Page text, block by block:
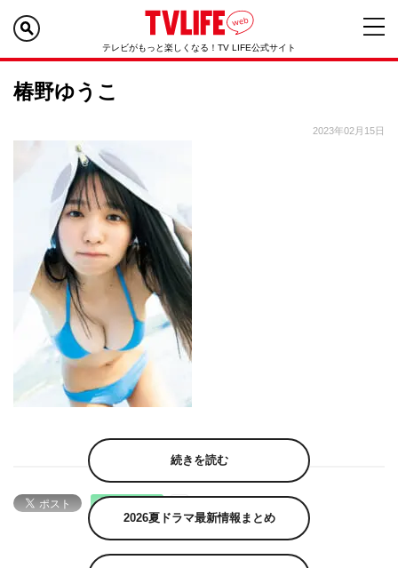
テレビがもっと楽しくなる！TV LIFE公式サイト
椿野ゆうこ
2023年02月15日
続きを読む
2026夏ドラマ最新情報まとめ